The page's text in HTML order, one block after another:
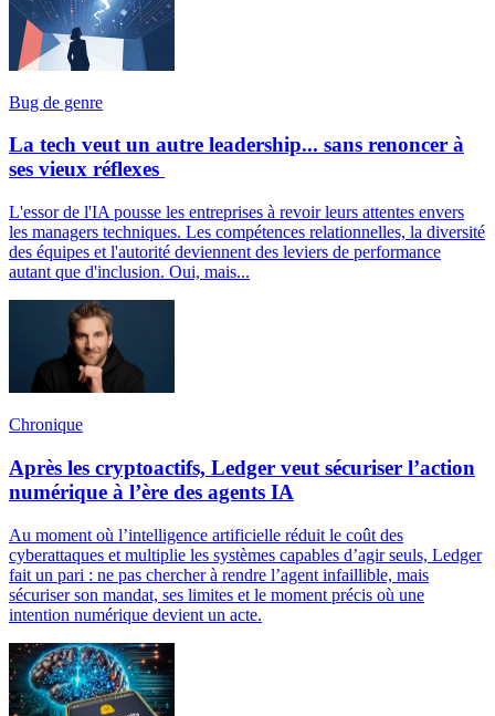
Bug de genre
La tech veut un autre leadership... sans renoncer à
ses vieux réflexes
L'essor de l'IA pousse les entreprises à revoir leurs attentes envers
les managers techniques. Les compétences relationnelles, la diversité
des équipes et l'autorité deviennent des leviers de performance
autant que d'inclusion. Oui, mais...
Chronique
Après les cryptoactifs, Ledger veut sécuriser l’action
numérique à l’ère des agents IA
Au moment où l’intelligence artificielle réduit le coût des
cyberattaques et multiplie les systèmes capables d’agir seuls, Ledger
fait un pari : ne pas chercher à rendre l’agent infaillible, mais
sécuriser son mandat, ses limites et le moment précis où une
intention numérique devient un acte.